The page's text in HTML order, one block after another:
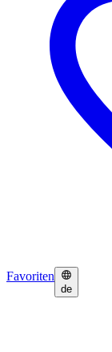
Favoriten
de